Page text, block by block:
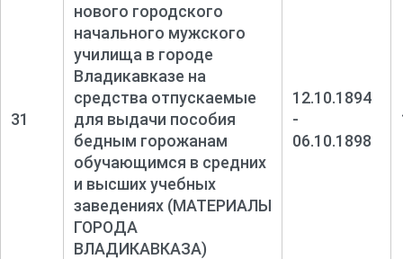
31
нового городского
начального мужского
училища в городе
Владикавказе на
средства отпускаемые
для выдачи пособия
бедным горожанам
обучающимся в средних
и высших учебных
заведениях (МАТЕРИАЛЫ
ГОРОДА
ВЛАДИКАВКАЗА)
12.10.1894
-
06.10.1898